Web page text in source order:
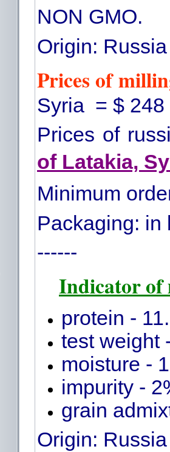
NON GMO.
Origin:
Prices of
Syria = $ 248
Prices of
of Latakia,
Minimum
Packaging: in
------
Indicator of
protein -
test weight
moisture -
impurity -
grain
Origin: